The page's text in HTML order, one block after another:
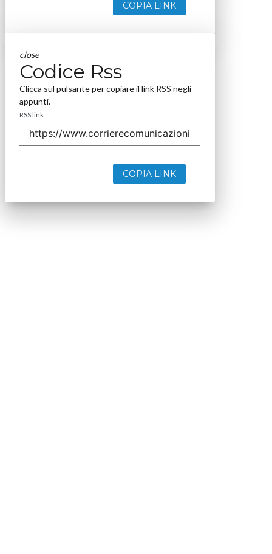
COPIA LINK
close
Codice Rss
Clicca sul pulsante per copiare il link RSS negli
appunti.
RSS link
COPIA LINK